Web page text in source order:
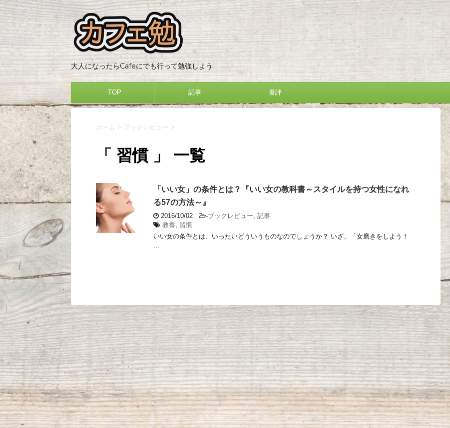
大人になったらCafeにでも行って勉強しよう
TOP 記事 書評
ホーム > ブックレビュー >
「 習慣 」 一覧
「いい女」の条件とは？『いい女の教科書～スタイルを持つ女性になれ
る57の方法～』
2016/10/02 -ブックレビュー 記事
教養
習慣
いい女の条件とは、いったいどういうものなのでしょうか？ いざ、「女磨きをしよう！